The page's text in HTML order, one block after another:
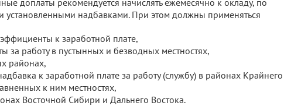
установленными надбавками. При этом должны применяться
к заработной плате,
за работу в пустынных и безводных местностях,
районах,
к заработной плате за работу (службу) в районах Крайнего
к ним местностях,
Восточной Сибири и Дальнего Востока.